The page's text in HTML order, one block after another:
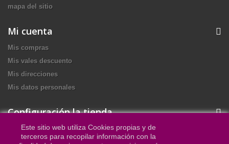
mapa del sitio
Mi cuenta
Mis compras
Mis vales descuento
Mis direcciones
Mis datos personales
Configuración la tienda
Muebles Olias Ocaña, C/ San José de Palmete, nº13 /Nave 3
Este sitio web utiliza Cookies propias y de
terceros para recopilar información con la